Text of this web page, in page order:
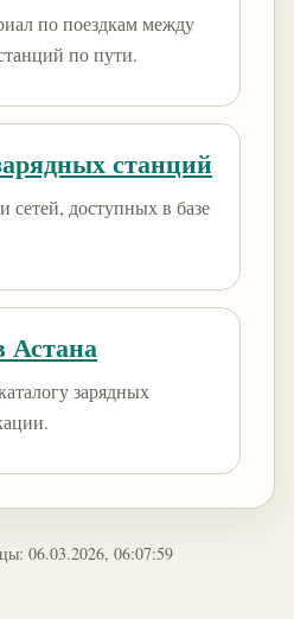
по поездкам между
по пути.
станций
сетей, доступных в базе
Астана
зарядных
06.03.2026, 06:07:59